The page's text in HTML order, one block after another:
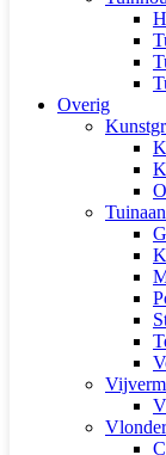
Overig